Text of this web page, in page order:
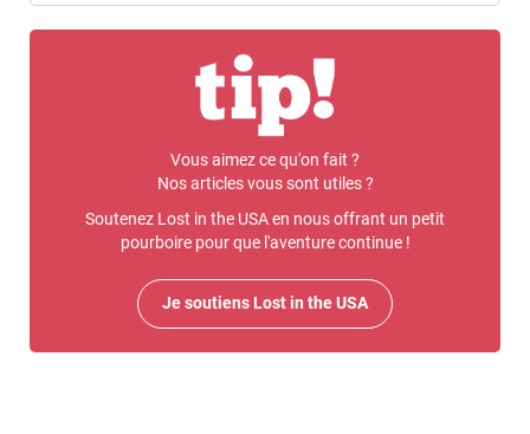
Vous aimez ce qu'on fait ?
Nos articles vous sont utiles ?
Soutenez Lost in the USA en nous offrant un petit
pourboire pour que l'aventure continue !
Je soutiens Lost in the USA